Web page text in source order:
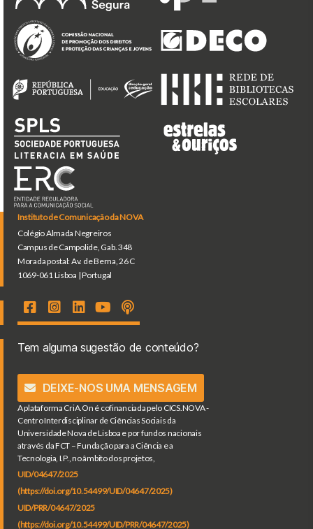
Instituto de Comunicação da NOVA
Colégio Almada Negreiros
Campus de Campolide, Gab. 348
Morada postal: Av. de Berna, 26 C
1069-061 Lisboa | Portugal
Tem alguma sugestão de conteúdo?
DEIXE-NOS UMA MENSAGEM
A plataforma CriA.On é cofinanciada pelo CICS.NOVA -
Centro Interdisciplinar de Ciências Sociais da
Universidade Nova de Lisboa e por fundos nacionais
através da FCT – Fundação para a Ciência e a
Tecnologia, I.P., no âmbito dos projetos,
UID/04647/2025
(https://doi.org/10.54499/UID/04647/2025)
UID/PRR/04647/2025
(https://doi.org/10.54499/UID/PRR/04647/2025)